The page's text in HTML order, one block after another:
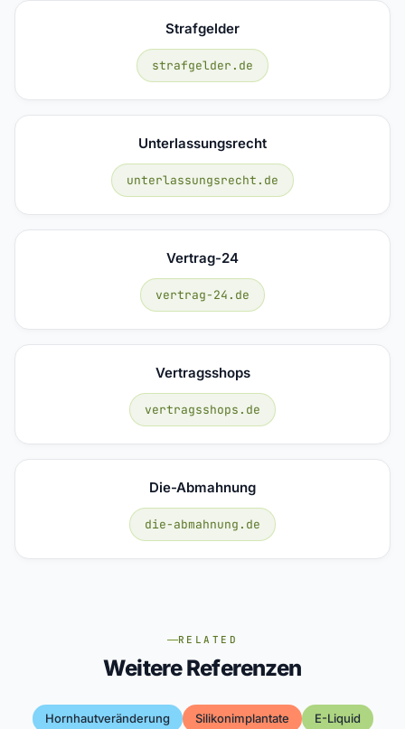
Strafgelder
strafgelder.de
Unterlassungsrecht
unterlassungsrecht.de
Vertrag-24
vertrag-24.de
Vertragsshops
vertragsshops.de
Die-Abmahnung
die-abmahnung.de
RELATED
Weitere Referenzen
Hornhautveränderung Silikonimplantate E-Liquid